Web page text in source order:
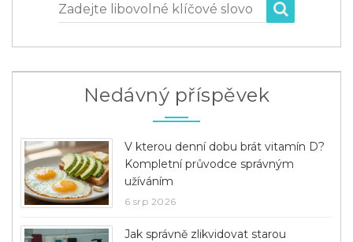
Zadejte libovolné klíčové slovo
Nedávný příspěvek
V kterou denní dobu brát vitamín D?
Kompletní průvodce správným
užíváním
6 srp 2026
Jak správně zlikvidovat starou